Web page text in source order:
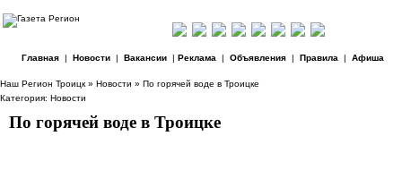
Главная| Новости| Вакансии| Реклама | Объявления| Правила | Афиша
Наш Регион Троицк » Новости » По горячей воде в Троицке
Категория: Новости
По горячей воде в Троицке